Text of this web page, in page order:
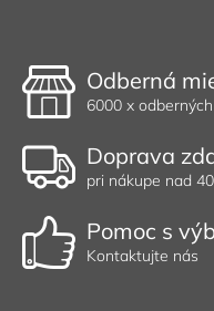
Odberná
6000 x
Doprava
pri nákupe nad
Pomoc s
Kontaktujte nás